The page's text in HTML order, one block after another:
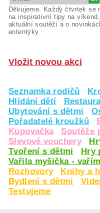
Děkujeme. Každý čtvrtek se
na inspirativní tipy na
aktuální soutěži a o
ententýky.
Vložit novou akci
Seznamka rodičů
Hlídání dětí
Ubytování s dětmi
Pořadatelé kroužků
Kupovačka
Soutěže
Slevové vouchery
Tvoření s dětmi
Hry
Vařila myšička -
Rozhovory
Knihy a
Bydlení s dětmi
Testujeme